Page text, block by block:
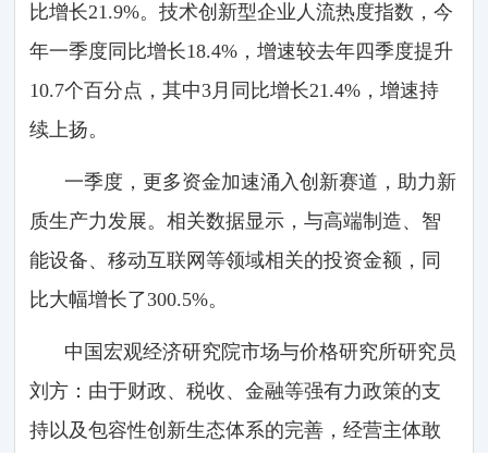
比增长21.9%。技术创新型企业人流热度指数，今
年一季度同比增长18.4%，增速较去年四季度提升
10.7个百分点，其中3月同比增长21.4%，增速持
续上扬。
一季度，更多资金加速涌入创新赛道，助力新
质生产力发展。相关数据显示，与高端制造、智
能设备、移动互联网等领域相关的投资金额，同
比大幅增长了300.5%。
中国宏观经济研究院市场与价格研究所研究员
刘方：由于财政、税收、金融等强有力政策的支
持以及包容性创新生态体系的完善，经营主体敢